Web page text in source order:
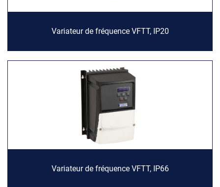
Variateur de fréquence VFTT, IP20
Variateur de fréquence VFTT, IP66